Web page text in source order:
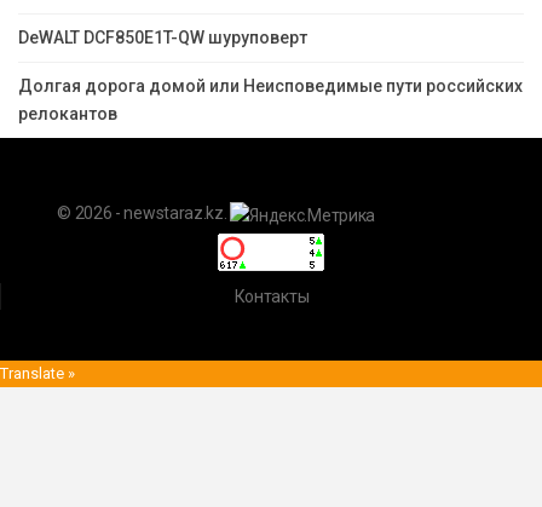
DeWALT DCF850E1T-QW шуруповерт
Долгая дорога домой или Неисповедимые пути российских
релокантов
© 2026 - newstaraz.kz.
Контакты
Translate »